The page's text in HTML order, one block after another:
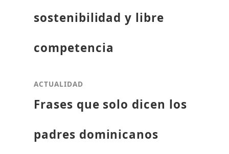
sostenibilidad y libre
competencia
ACTUALIDAD
Frases que solo dicen los
padres dominicanos